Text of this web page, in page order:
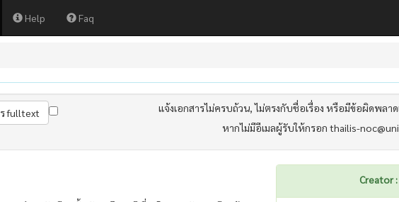
Help Faq
แจ้งเอกสารไม่ครบถ้วน, ไม่ตรงกับชื่อเรื่อง หรือมีข้อผิดพลา
หากไม่มีอีเมลผู้รับให้กรอก thailis-
Creator :